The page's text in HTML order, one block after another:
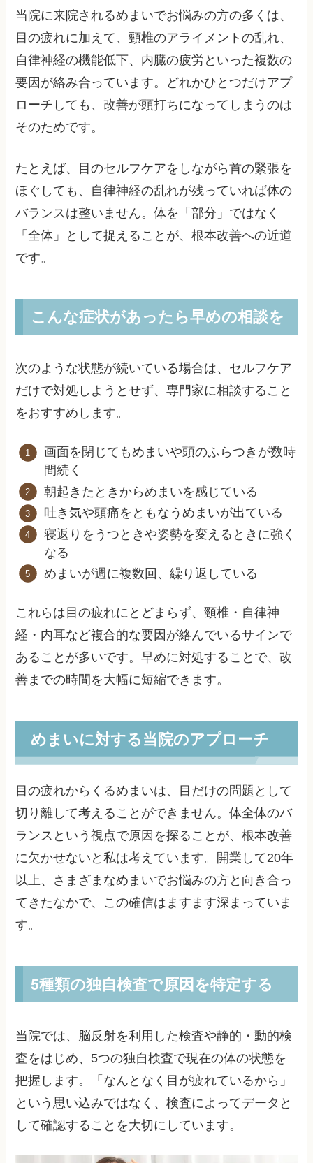
当院に来院されるめまいでお悩みの方の多くは、
目の疲れに加えて、頸椎のアライメントの乱れ、
自律神経の機能低下、内臓の疲労といった複数の
要因が絡み合っています。どれかひとつだけアプ
ローチしても、改善が頭打ちになってしまうのは
そのためです。
たとえば、目のセルフケアをしながら首の緊張を
ほぐしても、自律神経の乱れが残っていれば体の
バランスは整いません。体を「部分」ではなく
「全体」として捉えることが、根本改善への近道
です。
こんな症状があったら早めの相談を
次のような状態が続いている場合は、セルフケア
だけで対処しようとせず、専門家に相談すること
をおすすめします。
画面を閉じてもめまいや頭のふらつきが数時
間続く
朝起きたときからめまいを感じている
吐き気や頭痛をともなうめまいが出ている
寝返りをうつときや姿勢を変えるときに強く
なる
めまいが週に複数回、繰り返している
これらは目の疲れにとどまらず、頸椎・自律神
経・内耳など複合的な要因が絡んでいるサインで
あることが多いです。早めに対処することで、改
善までの時間を大幅に短縮できます。
めまいに対する当院のアプローチ
目の疲れからくるめまいは、目だけの問題として
切り離して考えることができません。体全体のバ
ランスという視点で原因を探ることが、根本改善
に欠かせないと私は考えています。開業して20年
以上、さまざまなめまいでお悩みの方と向き合っ
てきたなかで、この確信はますます深まっていま
す。
5種類の独自検査で原因を特定する
当院では、脳反射を利用した検査や静的・動的検
査をはじめ、5つの独自検査で現在の体の状態を
把握します。「なんとなく目が疲れているから」
という思い込みではなく、検査によってデータと
して確認することを大切にしています。